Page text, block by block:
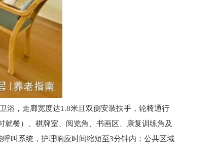
，走廊宽度达1.8米且双侧安装扶手，轮椅通行
餐）、棋牌室、阅览角、书画区、康复训练角及
叫系统，护理响应时间缩短至3分钟内；公共区域